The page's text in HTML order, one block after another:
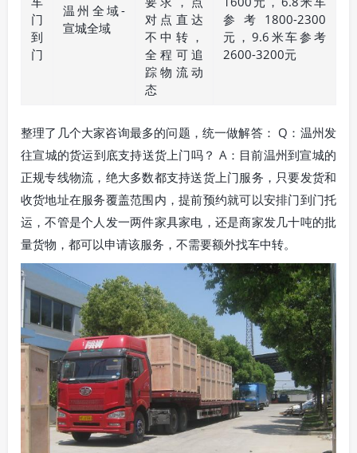
门
到
门
温州全域-
宣城全域
对点直达
不中转，
全程可追
踪物流动
态
参考1800-2300
元，9.6米车参考
2600-3200元
整理了几个大家咨询最多的问题，统一做解答： Q：温州发
往宣城的货运到底支持送货上门吗？ A：目前温州到宣城的
正规专线物流，绝大多数都支持送货上门服务，只要发货和
收货地址在服务覆盖范围内，提前预约就可以安排门到门托
运，不管是个人发一两件家具家电，还是商家发几十吨的批
量货物，都可以申请该服务，不需要额外找车中转。